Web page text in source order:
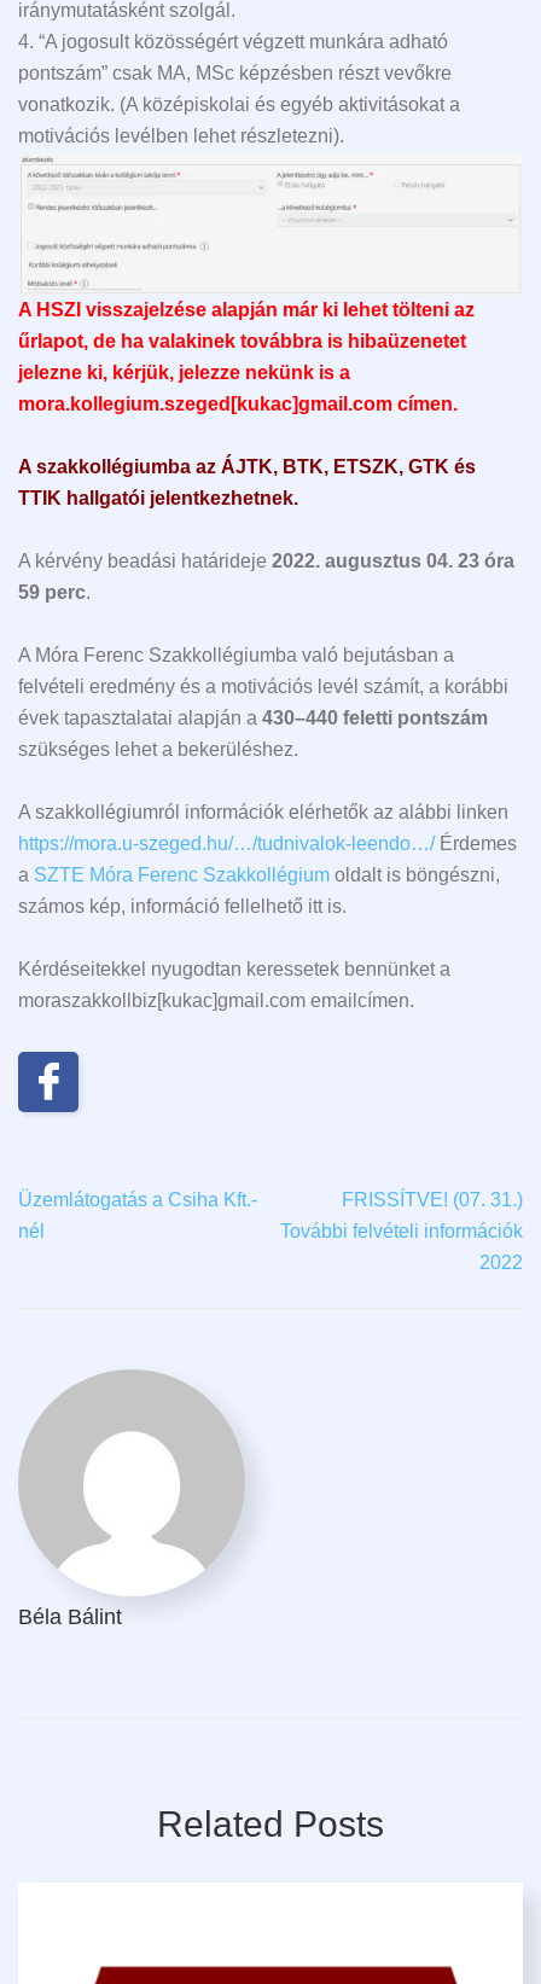
iránymutatásként szolgál.
4. “A jogosult közösségért végzett munkára adható
pontszám” csak MA, MSc képzésben részt vevőkre
vonatkozik. (A középiskolai és egyéb aktivitásokat a
motivációs levélben lehet részletezni).
A HSZI visszajelzése alapján már ki lehet tölteni az
űrlapot, de ha valakinek továbbra is hibaüzenetet
jelezne ki, kérjük, jelezze nekünk is a
mora.kollegium.szeged[kukac]gmail.com címen.
A szakkollégiumba az ÁJTK, BTK, ETSZK, GTK és
TTIK hallgatói jelentkezhetnek.
A kérvény beadási határideje 2022. augusztus 04. 23 óra
59 perc.
A Móra Ferenc Szakkollégiumba való bejutásban a
felvételi eredmény és a motivációs levél számít, a korábbi
évek tapasztalatai alapján a 430–440 feletti pontszám
szükséges lehet a bekerüléshez.
A szakkollégiumról információk elérhetők az alábbi linken
https://mora.u-szeged.hu/…/tudnivalok-leendo…/Érdemes
a SZTE Móra Ferenc Szakkollégium oldalt is böngészni,
számos kép, információ fellelhető itt is.
Kérdéseitekkel nyugodtan keressetek bennünket a
moraszakkollbiz[kukac]gmail.com emailcímen.
Üzemlátogatás a Csiha Kft.-
nél
FRISSÍTVE! (07. 31.)
További felvételi információk
2022
Béla Bálint
Related Posts